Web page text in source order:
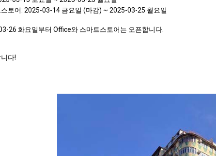
토어: 2025-03-14 금요일 (마감) ~ 2025-03-25 월요일
26 화요일부터 Office와 스마트스토어는 오픈합니다.
다!